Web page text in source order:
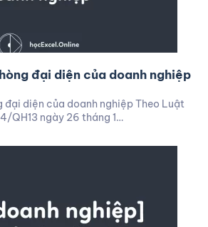
đại diện của doanh nghiệp
đại diện của doanh nghiệp Theo Luật
QH13 ngày 26 tháng 1…